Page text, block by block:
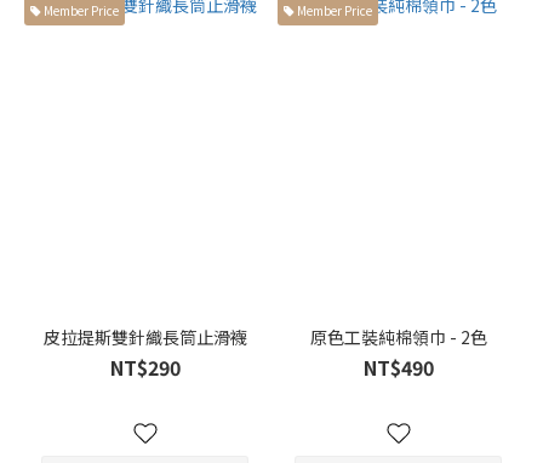
Member Price
皮拉提斯雙針織長筒止滑襪
NT$290
Member Price
原色工裝純棉領巾 - 2色
NT$490